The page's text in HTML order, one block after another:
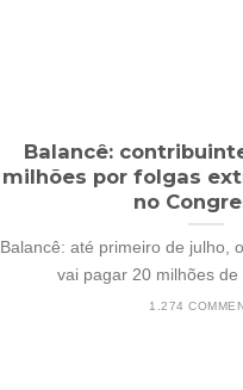
Balancê:
milhões por folgas
no
Balancê: até primeiro de julho,
vai pagar 20 milhões de
1.274